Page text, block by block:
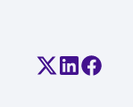
Teilen auf
AufAuf